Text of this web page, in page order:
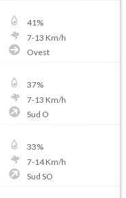
41%
7-13 Km/h
Ovest
37%
7-13 Km/h
Sud O
33%
7-14Km/h
Sud SO